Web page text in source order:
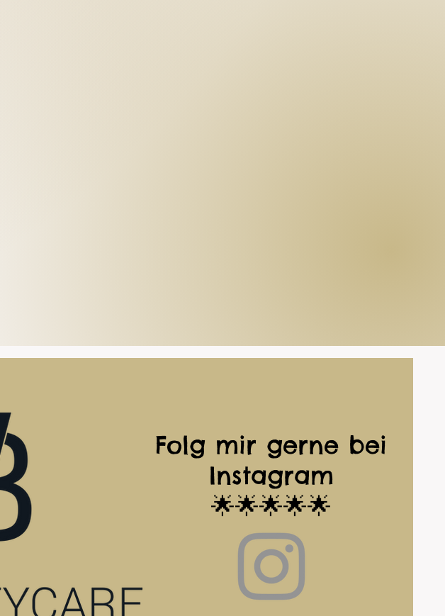
Folg mir gerne bei
Instagram
🌟🌟🌟🌟🌟